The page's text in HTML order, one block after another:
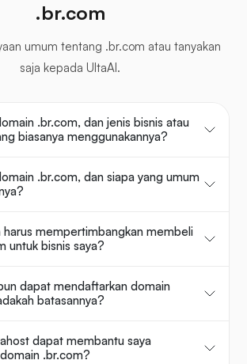
.br.com
umum tentang .br.com atau tanyakan
saja kepada UltaAI.
.br.com, dan jenis bisnis atau
biasanya menggunakannya?
.br.com, dan siapa yang umum
harus mempertimbangkan membeli
untuk bisnis saya?
dapat mendaftarkan domain
batasannya?
dapat membantu saya
.br.com?